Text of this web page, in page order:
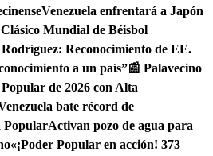
Venezuela enfrentará a Japón
Mundial de Béisbol
Reconocimiento de EE.
a un país”📰 Palavecino
de 2026 con Alta
bate récord de
PopularActivan pozo de agua para
«¡Poder Popular en acción! 373